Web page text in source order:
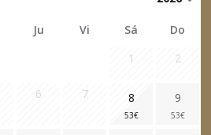
Ju Vi Sá
Do
1
2
6 7 8
53€
9
53€